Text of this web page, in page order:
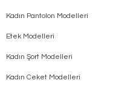
Kadın Pantolon Modelleri
Etek Modelleri
Kadın Şort Modelleri
Kadın Ceket Modelleri